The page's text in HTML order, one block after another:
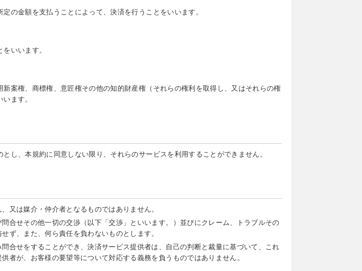
の金額を支払うことによって、決済を行うことをいいます。
いいます。
案権、商標権、意匠権その他の知的財産権（それらの権利を取得し、又はそれらの権
ます。
し、本規約に同意しない限り、それらのサービスを利用することができません。
又は媒介・仲介者となるものではありません。
合せその他一切の交渉（以下「交渉」といいます。）並びにクレーム、トラブルその
ず、また、何ら責任を負わないものとします。
合せをすることができ、決済サービス提供者は、自己の判断と裁量に基づいて、これ
者が、お客様の要望等について対応する義務を負うものではありません。